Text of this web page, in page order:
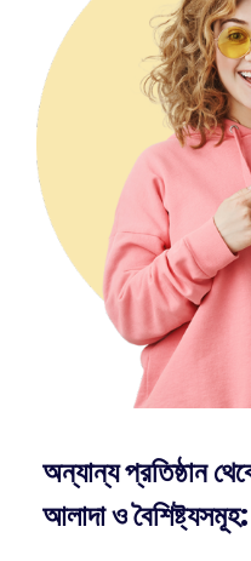
অন্যান্য প্রতিষ্ঠান
আলাদা ও বৈশিষ্ট্যসমূহ: